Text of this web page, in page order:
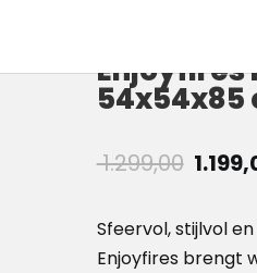
Enjoyfires
54x54x85
1.299,00
was:
€
Sfeervol, stijlvol
Enjoyfires brengt